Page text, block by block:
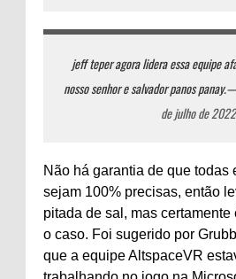
jeff teper agora lidera essa equipe
nosso senhor e salvador panos panay.—
de julho de 2022
Não há garantia de que todas
sejam 100% precisas, então
pitada de sal, mas certamente
o caso. Foi sugerido por
que a equipe AltspaceVR